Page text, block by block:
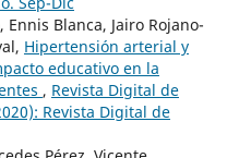
Blanca, Jairo Rojano-
Hipertensión arterial y
educativo en la
, Revista Digital de
Revista Digital de